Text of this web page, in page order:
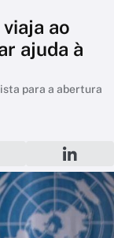
ao
ajuda à
para a abertura